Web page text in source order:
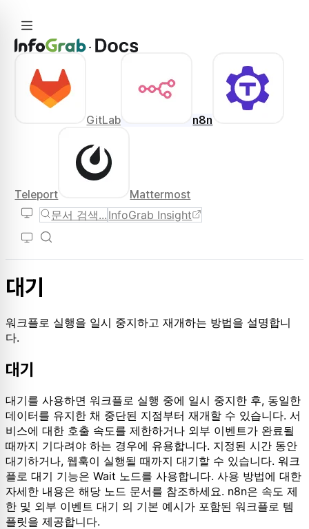
GitLab n8n
Teleport Mattermost
문서 검색... InfoGrab Insight
대기
워크플로 실행을 일시 중지하고 재개하는 방법을 설명합니
다.
대기
대기를 사용하면 워크플로 실행 중에 일시 중지한 후, 동일한
데이터를 유지한 채 중단된 지점부터 재개할 수 있습니다. 서
비스에 대한 호출 속도를 제한하거나 외부 이벤트가 완료될
때까지 기다려야 하는 경우에 유용합니다. 지정된 시간 동안
대기하거나, 웹훅이 실행될 때까지 대기할 수 있습니다. 워크
플로 대기 기능은 Wait 노드를 사용합니다. 사용 방법에 대한
자세한 내용은 해당 노드 문서를 참조하세요. n8n은 속도 제
한 및 외부 이벤트 대기 의 기본 예시가 포함된 워크플로 템
플릿을 제공합니다.